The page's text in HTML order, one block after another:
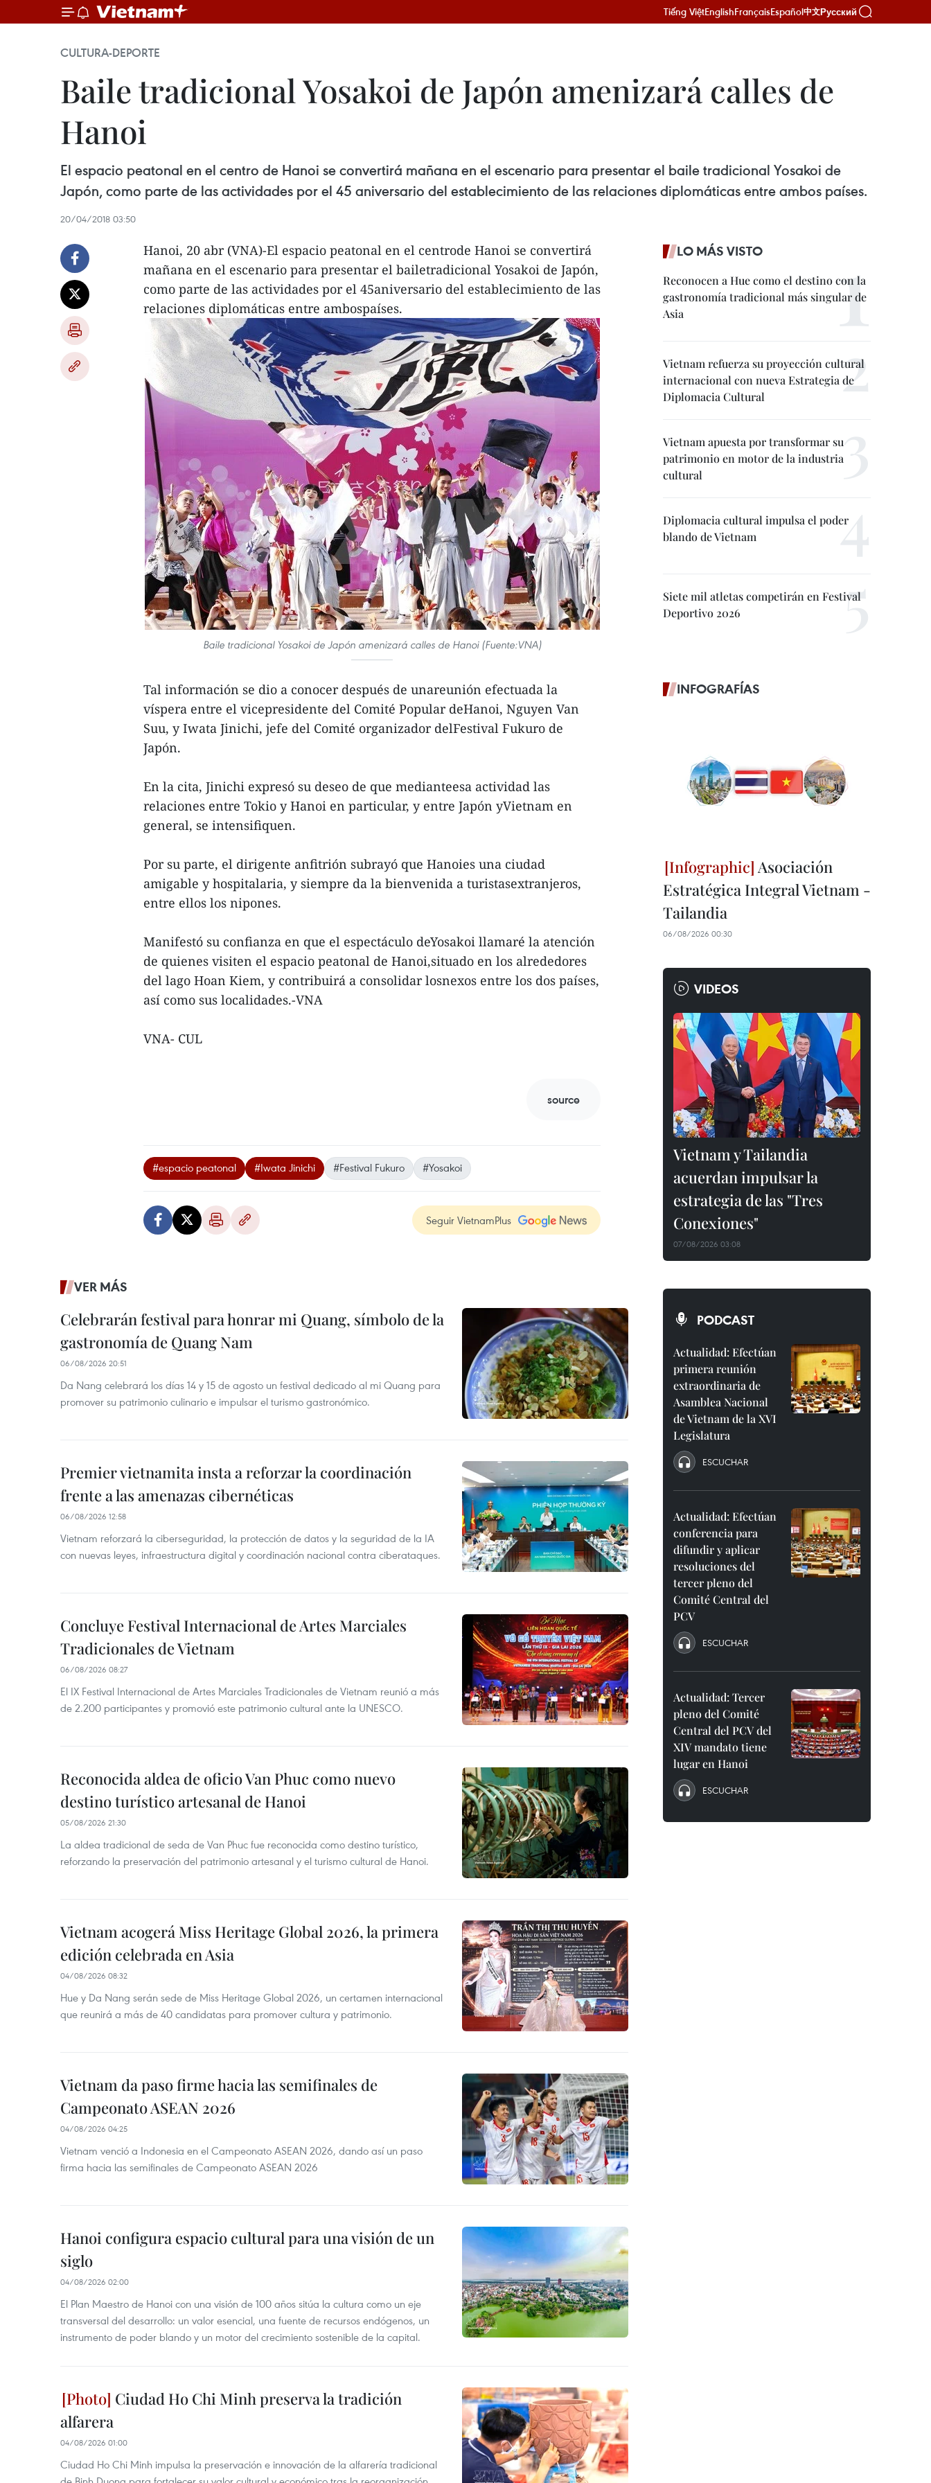
Tiếng ViệtEnglishFrançaisEspañol中文Русский
CULTURA-DEPORTE
Baile tradicional Yosakoi de Japón amenizará calles de
Hanoi
El espacio peatonal en el centro de Hanoi se convertirá mañana en el escenario para presentar el baile tradicional Yosakoi de
Japón, como parte de las actividades por el 45 aniversario del establecimiento de las relaciones diplomáticas entre ambos países.
20/04/2018 03:50
Hanoi, 20 abr (VNA)-El espacio peatonal en el centrode Hanoi se convertirá
mañana en el escenario para presentar el bailetradicional Yosakoi de Japón,
como parte de las actividades por el 45aniversario del establecimiento de las
relaciones diplomáticas entre ambospaíses.
Baile tradicional Yosakoi de Japón amenizará calles de Hanoi (Fuente:VNA)
Tal información se dio a conocer después de unareunión efectuada la
víspera entre el vicepresidente del Comité Popular deHanoi, Nguyen Van
Suu, y Iwata Jinichi, jefe del Comité organizador delFestival Fukuro de
Japón.
En la cita, Jinichi expresó su deseo de que medianteesa actividad las
relaciones entre Tokio y Hanoi en particular, y entre Japón yVietnam en
general, se intensifiquen.
Por su parte, el dirigente anfitrión subrayó que Hanoies una ciudad
amigable y hospitalaria, y siempre da la bienvenida a turistasextranjeros,
entre ellos los nipones.
Manifestó su confianza en que el espectáculo deYosakoi llamaré la atención
de quienes visiten el espacio peatonal de Hanoi,situado en los alrededores
del lago Hoan Kiem, y contribuirá a consolidar losnexos entre los dos países,
así como sus localidades.-VNA
VNA- CUL
source
#espacio peatonal #Iwata Jinichi #Festival Fukuro #Yosakoi
Seguir VietnamPlus
VER MÁS
Celebrarán festival para honrar mi Quang, símbolo de la
gastronomía de Quang Nam
06/08/2026 20:51
Da Nang celebrará los días 14 y 15 de agosto un festival dedicado al mi Quang para
promover su patrimonio culinario e impulsar el turismo gastronómico.
Premier vietnamita insta a reforzar la coordinación
frente a las amenazas cibernéticas
06/08/2026 12:58
Vietnam reforzará la ciberseguridad, la protección de datos y la seguridad de la IA
con nuevas leyes, infraestructura digital y coordinación nacional contra ciberataques.
Concluye Festival Internacional de Artes Marciales
Tradicionales de Vietnam
06/08/2026 08:27
El IX Festival Internacional de Artes Marciales Tradicionales de Vietnam reunió a más
de 2.200 participantes y promovió este patrimonio cultural ante la UNESCO.
Reconocida aldea de oficio Van Phuc como nuevo
destino turístico artesanal de Hanoi
05/08/2026 21:30
La aldea tradicional de seda de Van Phuc fue reconocida como destino turístico,
reforzando la preservación del patrimonio artesanal y el turismo cultural de Hanoi.
Vietnam acogerá Miss Heritage Global 2026, la primera
edición celebrada en Asia
04/08/2026 08:32
Hue y Da Nang serán sede de Miss Heritage Global 2026, un certamen internacional
que reunirá a más de 40 candidatas para promover cultura y patrimonio.
Vietnam da paso firme hacia las semifinales de
Campeonato ASEAN 2026
04/08/2026 04:25
Vietnam venció a Indonesia en el Campeonato ASEAN 2026, dando así un paso
firma hacia las semifinales de Campeonato ASEAN 2026
Hanoi configura espacio cultural para una visión de un
siglo
04/08/2026 02:00
El Plan Maestro de Hanoi con una visión de 100 años sitúa la cultura como un eje
transversal del desarrollo: un valor esencial, una fuente de recursos endógenos, un
instrumento de poder blando y un motor del crecimiento sostenible de la capital.
Ciudad Ho Chi Minh preserva la tradición
alfarera
04/08/2026 01:00
Ciudad Ho Chi Minh impulsa la preservación e innovación de la alfarería tradicional
LO MÁS VISTO
Reconocen a Hue como el destino con la
gastronomía tradicional más singular de
Asia
Vietnam refuerza su proyección cultural
internacional con nueva Estrategia de
Diplomacia Cultural
Vietnam apuesta por transformar su
patrimonio en motor de la industria
cultural
Diplomacia cultural impulsa el poder
blando de Vietnam
Siete mil atletas competirán en Festival
Deportivo 2026
INFOGRAFÍAS
Asociación
Estratégica Integral Vietnam -
Tailandia
06/08/2026 00:30
VIDEOS
Vietnam y Tailandia
acuerdan impulsar la
estrategia de las "Tres
Conexiones"
07/08/2026 03:08
PODCAST
Actualidad: Efectúan
primera reunión
extraordinaria de
Asamblea Nacional
de Vietnam de la XVI
Legislatura
ESCUCHAR
Actualidad: Efectúan
conferencia para
difundir y aplicar
resoluciones del
tercer pleno del
Comité Central del
PCV
ESCUCHAR
Actualidad: Tercer
pleno del Comité
Central del PCV del
XIV mandato tiene
lugar en Hanoi
ESCUCHAR